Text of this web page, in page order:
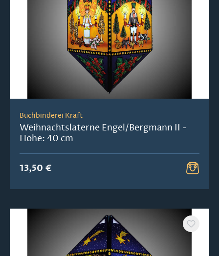
Buchbinderei Kraft
Weihnachtslaterne Engel/Bergmann II -
Höhe: 40 cm
13,50 €